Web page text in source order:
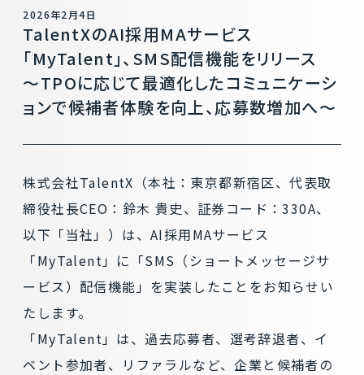
2026年2月4日
TalentXのAI採用MAサービス
「MyTalent」、SMS配信機能をリリース
～TPOに応じて最適化したコミュニケーシ
ョンで候補者体験を向上、応募数増加へ～
株式会社TalentX（本社：東京都新宿区、代表取
締役社長CEO：鈴木 貴史、証券コード：330A、
以下「当社」）は、AI採用MAサービス
「MyTalent」に「SMS（ショートメッセージサ
ービス）配信機能」を実装したことをお知らせい
たします。
「MyTalent」は、過去応募者、選考辞退者、イ
ベント参加者、リファラルなど、企業と候補者の